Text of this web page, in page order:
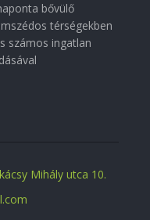
bővülő
térségekben
számos ingatlan
Mihály utca 10.